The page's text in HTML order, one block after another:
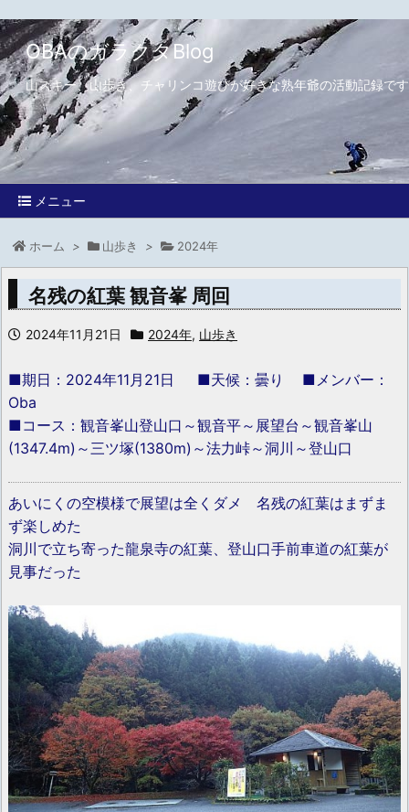
OBAのガラクタBlog
山スキー、山歩き、チャリンコ遊びが好きな熟年爺の活動記録です
メニュー
ホーム > 山歩き > 2024年
名残の紅葉 観音峯 周回
2024年11月21日 2024年, 山歩き
■期日：2024年11月21日 ■天候：曇り ■メンバー：
Oba
■コース：観音峯山登山口～観音平～展望台～観音峯山
(1347.4m)～三ツ塚(1380m)～法力峠～洞川～登山口
あいにくの空模様で展望は全くダメ 名残の紅葉はまずま
ず楽しめた
洞川で立ち寄った龍泉寺の紅葉、登山口手前車道の紅葉が
見事だった